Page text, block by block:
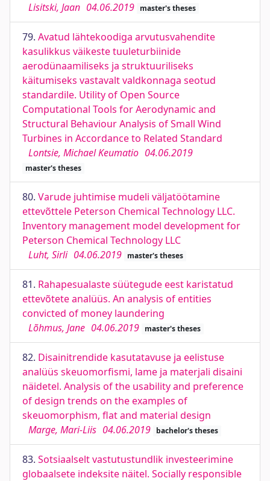
Lisitski, Jaan 04.06.2019 master's theses
79. Avatud lähtekoodiga arvutusvahendite
kasulikkus väikeste tuuleturbiinide
aerodünaamiliseks ja struktuuriliseks
käitumiseks vastavalt valdkonnaga seotud
standardile. Utility of Open Source
Computational Tools for Aerodynamic and
Structural Behaviour Analysis of Small Wind
Turbines in Accordance to Related Standard
Lontsie, Michael Keumatio 04.06.2019
master's theses
80. Varude juhtimise mudeli väljatöötamine
ettevõttele Peterson Chemical Technology LLC.
Inventory management model development for
Peterson Chemical Technology LLC
Luht, Sirli 04.06.2019 master's theses
81. Rahapesualaste süütegude eest karistatud
ettevõtete analüüs. An analysis of entities
convicted of money laundering
Lõhmus, Jane 04.06.2019 master's theses
82. Disainitrendide kasutatavuse ja eelistuse
analüüs skeuomorfismi, lame ja materjali disaini
näidetel. Analysis of the usability and preference
of design trends on the examples of
skeuomorphism, flat and material design
Marge, Mari-Liis 04.06.2019 bachelor's theses
83. Sotsiaalselt vastutustundlik investeerimine
globaalsete indeksite näitel. Socially responsible